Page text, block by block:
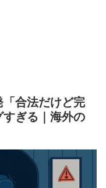
「合法だけど完
ぎる｜海外の